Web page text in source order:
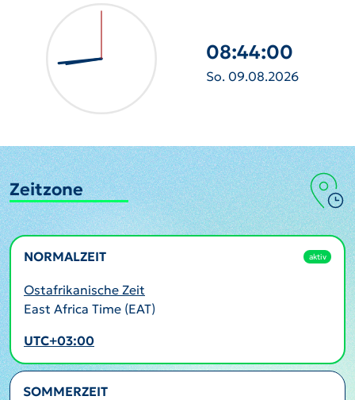
08:44:01
So. 09.08.2026
Zeitzone
NORMALZEIT aktiv
Ostafrikanische Zeit
East Africa Time (EAT)
UTC+03:00
SOMMERZEIT